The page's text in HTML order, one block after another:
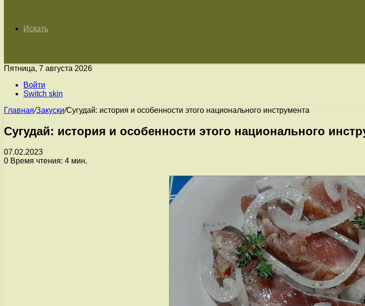
Искать
Пятница, 7 августа 2026
Войти
Switch skin
Главная/Закуски/Сугудай: история и особенности этого национального инструмента
Сугудай: история и особенности этого национального
07.02.2023
0 Время чтения: 4 мин.